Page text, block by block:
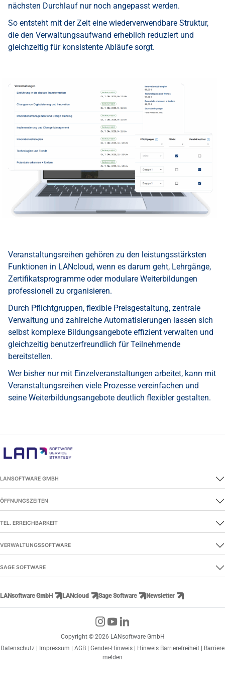
nächsten Durchlauf nur noch angepasst werden.
So entsteht mit der Zeit eine wiederverwendbare Struktur,
die den Verwaltungsaufwand erheblich reduziert und
gleichzeitig für konsistente Abläufe sorgt.
Veranstaltungsreihen gehören zu den leistungsstärksten
Funktionen in LANcloud, wenn es darum geht, Lehrgänge,
Zertifikatsprogramme oder modulare Weiterbildungen
professionell zu organisieren.
Durch Pflichtgruppen, flexible Preisgestaltung, zentrale
Verwaltung und zahlreiche Automatisierungen lassen sich
selbst komplexe Bildungsangebote effizient verwalten und
gleichzeitig benutzerfreundlich für Teilnehmende
bereitstellen.
Wer bisher nur mit Einzelveranstaltungen arbeitet, kann mit
Veranstaltungsreihen viele Prozesse vereinfachen und
seine Weiterbildungsangebote deutlich flexibler gestalten.
LANSOFTWARE GMBH
ÖFFNUNGSZEITEN
TEL. ERREICHBARKEIT
VERWALTUNGSSOFTWARE
SAGE SOFTWARE
LANsoftware GmbH LANcloud Sage Software Newsletter
Copyright © 2026 LANsoftware GmbH
Datenschutz | Impressum | AGB | Gender-Hinweis | Hinweis Barrierefreiheit | Barriere
melden